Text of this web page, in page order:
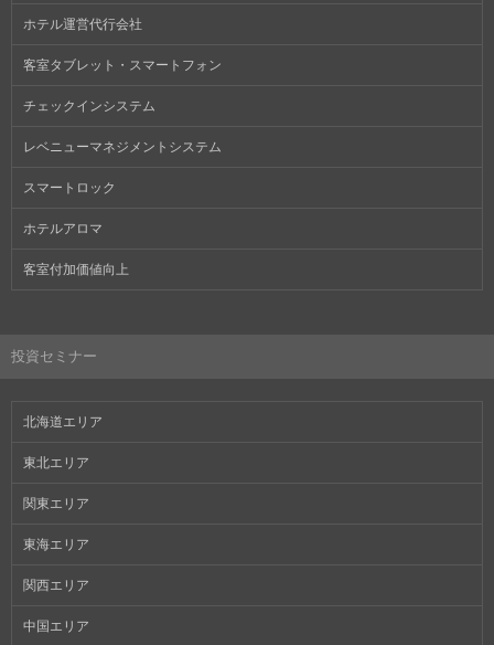
ホテル運営代行会社
客室タブレット・スマートフォン
チェックインシステム
レベニューマネジメントシステム
スマートロック
ホテルアロマ
客室付加価値向上
投資セミナー
北海道エリア
東北エリア
関東エリア
東海エリア
関西エリア
中国エリア